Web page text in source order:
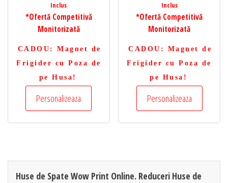
Inclus
*Ofertă Competitivă
Monitorizată
CADOU : Magnet de
Frigider cu Poza de
pe Husa!
Personalizeaza
Inclus
*Ofertă Competitivă
Monitorizată
CADOU : Magnet de
Frigider cu Poza de
pe Husa!
Personalizeaza
Huse de Spate Wow Print Online. Reduceri Huse de